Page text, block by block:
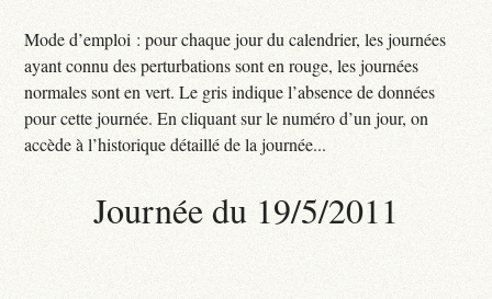
Mode d’emploi : pour chaque jour du calendrier, les journées
ayant connu des perturbations sont en rouge, les journées
normales sont en vert. Le gris indique l’absence de données
pour cette journée. En cliquant sur le numéro d’un jour, on
accède à l’historique détaillé de la journée...
Journée du 19/5/2011